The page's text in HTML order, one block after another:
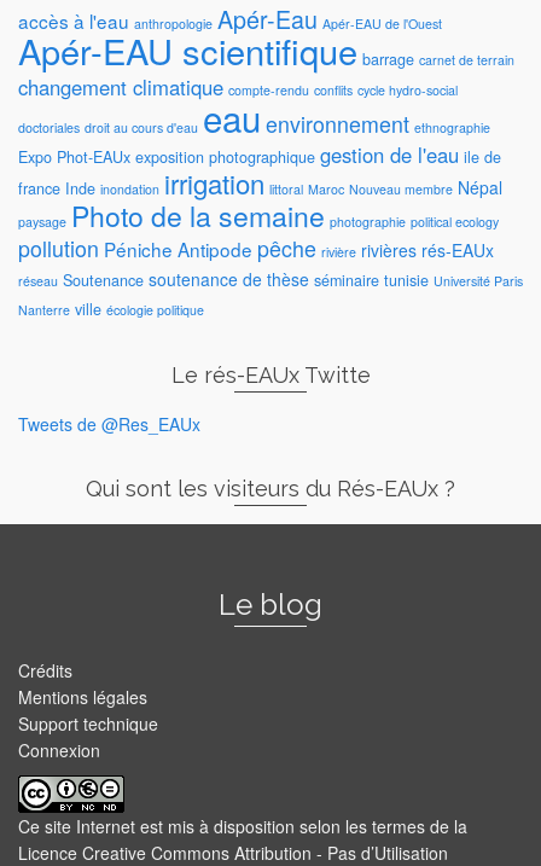
accès à l'eau anthropologie Apér-Eau Apér-EAU de l'Ouest
Apér-EAU scientifique barrage carnet de terrain
changement climatique compte-rendu conflits cycle hydro-social
doctoriales droit au cours d'eau eau environnement ethnographie
Expo Phot-EAUx exposition photographique gestion de l'eau ile de
france Inde inondation irrigation littoral Maroc Nouveau membre Népal
paysage Photo de la semaine photographie political ecology
pollution Péniche Antipode pêche rivière rivières rés-EAUx
réseau Soutenance soutenance de thèse séminaire tunisie Université Paris
Nanterre ville écologie politique
Le rés-EAUx Twitte
Tweets de @Res_EAUx
Qui sont les visiteurs du Rés-EAUx ?
Le blog
Crédits
Mentions légales
Support technique
Connexion
Ce site Internet est mis à disposition selon les termes de la
Licence Creative Commons Attribution - Pas d’Utilisation